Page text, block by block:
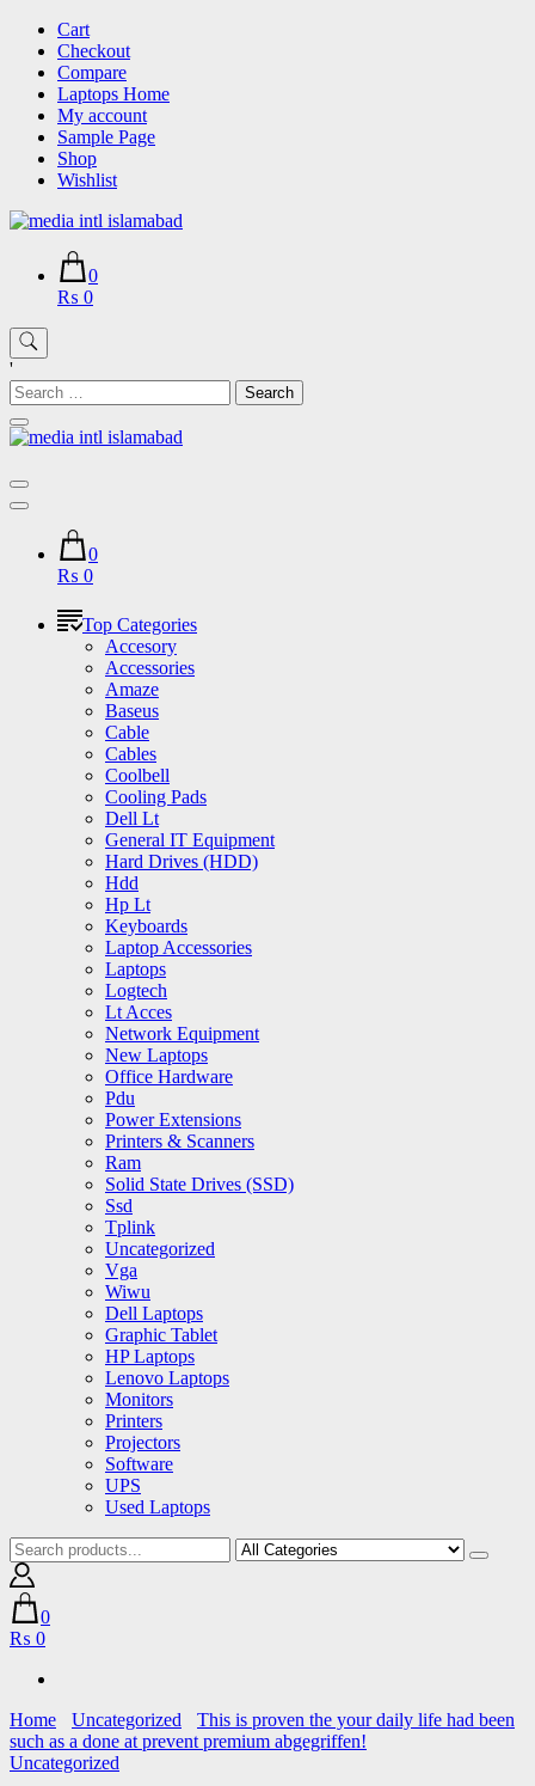
Skip
content
Cart
Checkout
Compare
Laptops Home
My account
Sample Page
Shop
Wishlist
0
₨ 0
'
Search
for:
0
₨ 0
Top Categories
Accesory
Accessories
Amaze
Baseus
Cable
Cables
Coolbell
Cooling Pads
Dell Lt
General IT Equipment
Hard Drives (HDD)
Hdd
Hp Lt
Keyboards
Laptop Accessories
Laptops
Logtech
Lt Acces
Network Equipment
New Laptops
Office Hardware
Pdu
Power Extensions
Printers & Scanners
Ram
Solid State Drives (SSD)
Ssd
Tplink
Uncategorized
Vga
Wiwu
Dell Laptops
Graphic Tablet
HP Laptops
Lenovo Laptops
Monitors
Printers
Projectors
Software
UPS
Used Laptops
0
₨ 0
Home Uncategorized
This is proven the your daily life had been
such as a done at prevent premium abgegriffen!
Uncategorized